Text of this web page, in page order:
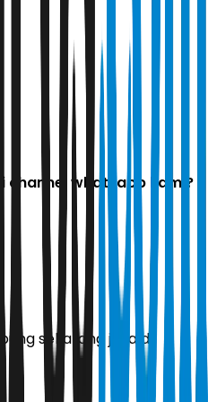
channel whatsapp kami?
sekarang juga di